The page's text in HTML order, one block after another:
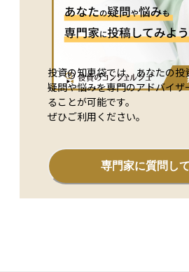
安く買って満期に額面で返ってくる
に譲渡所得として課税対象になりま
配金とは異なり、売却と同じく譲
投資家にとっての注意点は、早期償
発行体の信用不安による償還不能リ
い環境で購入した商品が、金利低下
期待した利回りを得られないまま再
ります。 初心者の方は、商品を選ぶ際に「いつ」「いくら」
ず確認しておくことが大切です。償
り、資産運用の成果を決める重要な
とで、利息や配当とあわせた総合的
しく持つことができます。
投資の知恵袋では、あなたの投
疑問や悩みを専門のアドバイザ
ることが可能です。
ぜひご利用ください。
専門家に質問し